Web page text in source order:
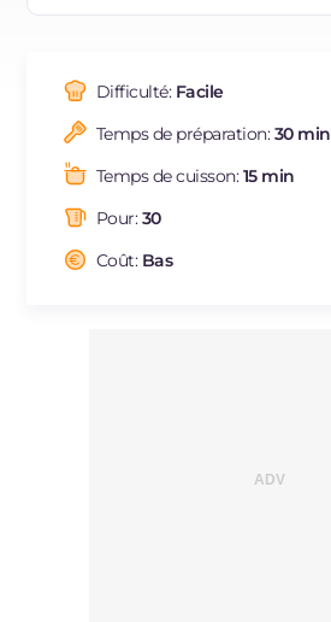
ES
BR
NL
Difficulté: Facile
Temps de préparation:30 min
Temps de cuisson:15 min
Pour:30
Coût: Bas